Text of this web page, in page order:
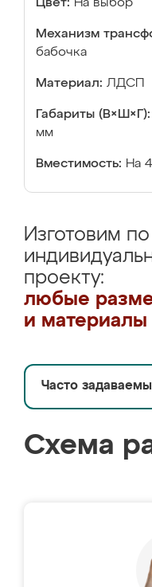
Цвет: На выбор
Механизм
бабочка
Материал: ЛДСП
Габариты (В×Ш×Г):
мм
Вместимость: На
Изготовим по
проекту:
любые
и материалы
Часто
Схема